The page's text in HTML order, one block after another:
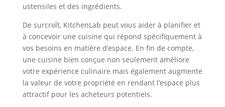
ustensiles et des ingrédients.
De surcroît, KitchenLab peut vous aider à planifier et
à concevoir une cuisine qui répond spécifiquement à
vos besoins en matière d’espace. En fin de compte,
une cuisine bien conçue non seulement améliore
votre expérience culinaire mais également augmente
la valeur de votre propriété en rendant l’espace plus
attractif pour les acheteurs potentiels.